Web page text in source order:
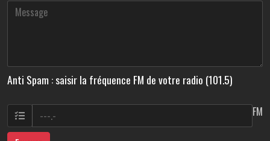
Anti Spam : saisir la fréquence FM de votre radio (101.5)
FM